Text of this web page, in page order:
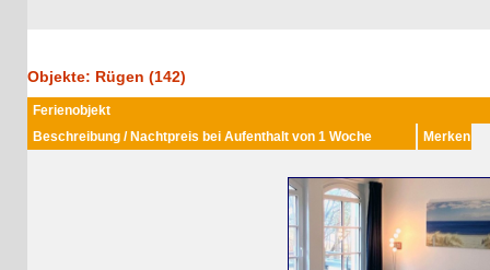
Objekte: Rügen (142)
Ferienobjekt
Beschreibung / Nachtpreis bei Aufenthalt von 1 Woche
Merken